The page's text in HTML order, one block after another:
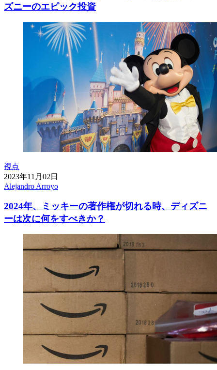
ズニーのエピック投資
視点
2023年11月02日
Alejandro Arroyo
2024年、ミッキーの著作権が切れる時、ディズニ
ーは次に何をすべきか？